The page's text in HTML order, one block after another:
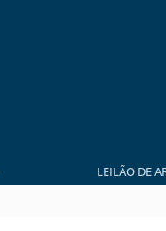
LEILÃO DE